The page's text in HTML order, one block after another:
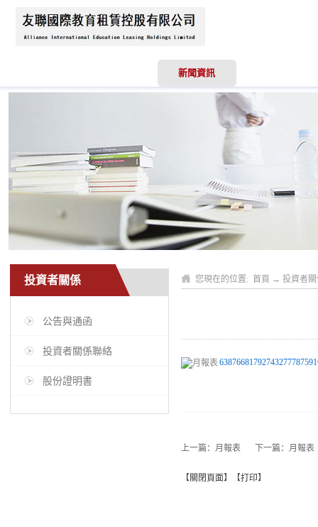
新聞資訊
投資者關係
公告與通函
投資者關係聯絡
股份證明書
您現在的位置: 首頁 → 投資者
上一篇： 月報表 下一篇： 月報表
【 關閉頁面】【打印】